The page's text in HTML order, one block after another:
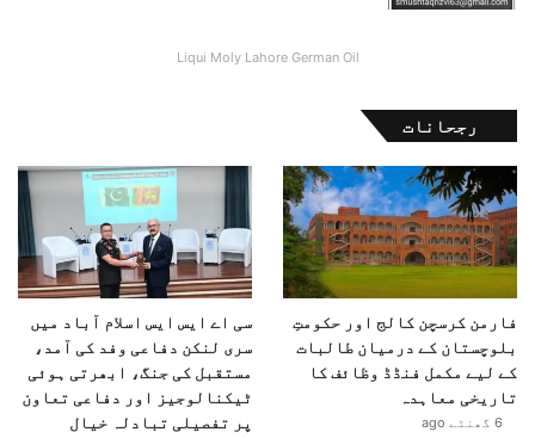
،
ر
ا
ر
ج
ہ
Liqui Moly Lahore German Oil
رجحانات
فارمن کرسچن کالج اور حکومتِ
بلوچستان کے درمیان طالبات
کے لیے مکمل فنڈڈ وظائف کا
تاریخی معاہدہ
6 گھنٹے ago
سی اے ایس ایس اسلام آباد میں
سری لنکن دفاعی وفد کی آمد،
مستقبل کی جنگ، ابھرتی ہوئی
ٹیکنالوجیز اور دفاعی تعاون
پر تفصیلی تبادلہ خیال